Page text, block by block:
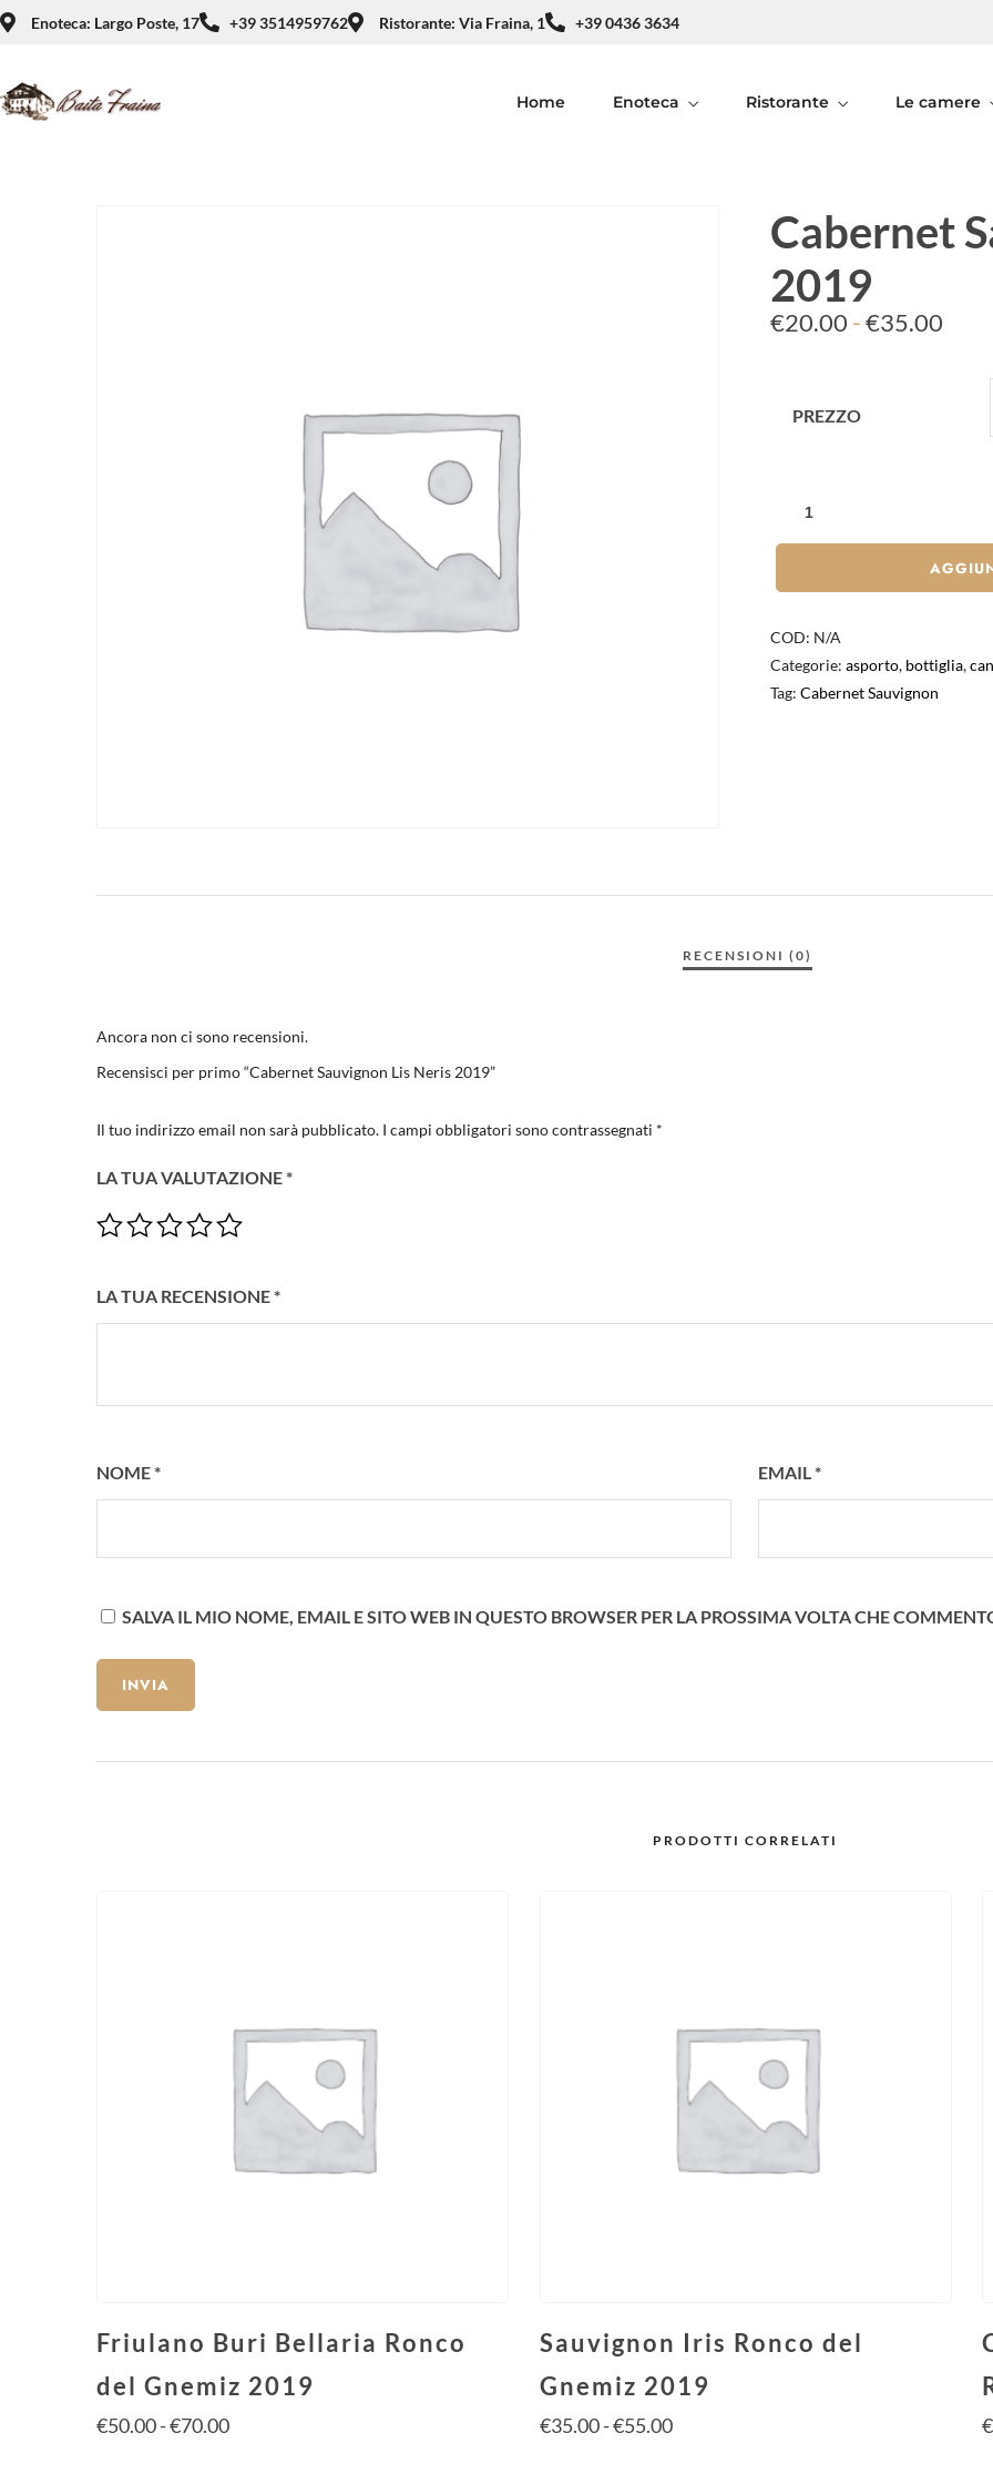
Enoteca: Largo Poste, 17 +39 3514959762 Ristorante: Via Fraina, 1 +39 0436 3634
Home Enoteca Ristorante Le camere
Cabernet
2019
€20.00 - €35.00
PREZZO
COD: N/A
Categorie:asporto, bottiglia,
Tag:Cabernet Sauvignon
Ancora non ci sono recensioni.
Recensisci per primo “Cabernet Sauvignon Lis Neris 2019”
Il tuo indirizzo email non sarà pubblicato. I campi obbligatori sono contrassegnati *
LA TUA VALUTAZIONE*
LA TUA RECENSIONE*
NOME* EMAIL *
SALVA IL MIO NOME, EMAIL E SITO WEB IN QUESTO BROWSER PER LA PROSSIMA VOLTA CHE
PRODOTTI CORRELATI
Friulano Buri Bellaria Ronco
del Gnemiz 2019
€50.00-€70.00
Sauvignon Iris Ronco del
Gnemiz 2019
€35.00-€55.00 €